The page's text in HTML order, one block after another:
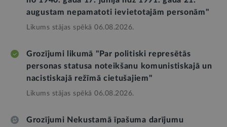
augustam nepamatoti ievietotajām personām"
Likums stājas spēkā 06.08.2026.
Grozījumi likumā "Par politiski represētās
personas statusa noteikšanu komunistiskajā un
nacistiskajā režīmā cietušajiem"
Likums stājas spēkā 06.08.2026.
Grozījumi Nekustamā īpašuma darījumu